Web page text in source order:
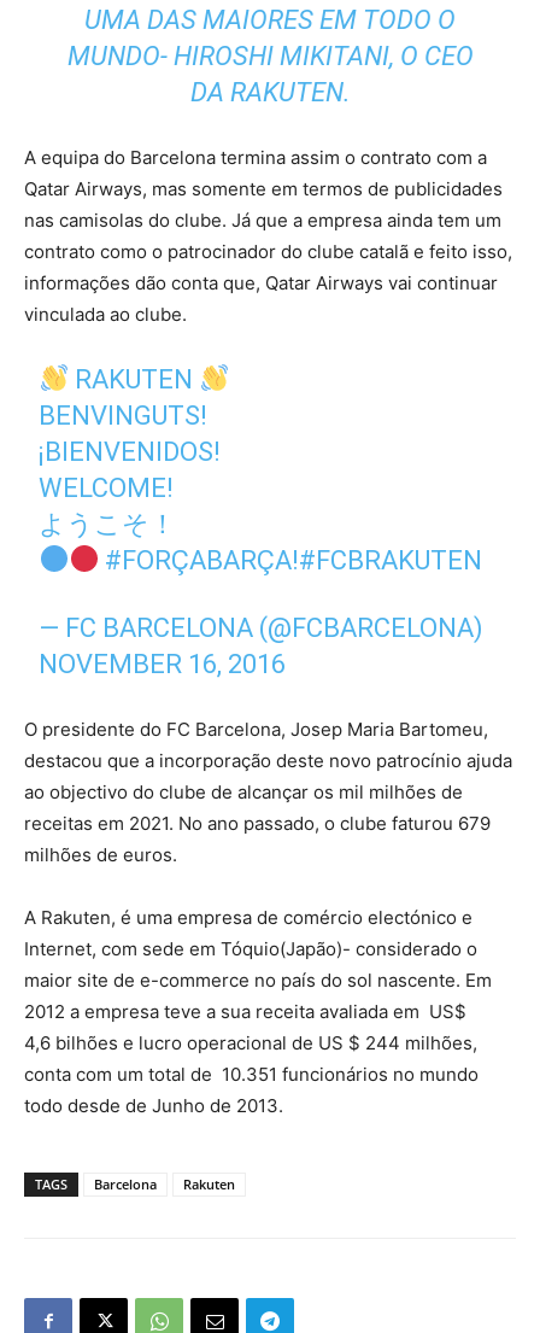
UMA DAS MAIORES EM TODO O
MUNDO- HIROSHI MIKITANI, O CEO
DA RAKUTEN.
A equipa do Barcelona termina assim o contrato com a
Qatar Airways, mas somente em termos de publicidades
nas camisolas do clube. Já que a empresa ainda tem um
contrato como o patrocinador do clube catalã e feito isso,
informações dão conta que, Qatar Airways vai continuar
vinculada ao clube.
RAKUTEN
BENVINGUTS!
¡BIENVENIDOS!
WELCOME!
ようこそ！
#FORÇABARÇA!#FCBRAKUTEN
— FC BARCELONA (@FCBARCELONA)
NOVEMBER 16, 2016
O presidente do FC Barcelona, Josep Maria Bartomeu,
destacou que a incorporação deste novo patrocínio ajuda
ao objectivo do clube de alcançar os mil milhões de
receitas em 2021. No ano passado, o clube faturou 679
milhões de euros.
A Rakuten, é uma empresa de comércio electónico e
Internet, com sede em Tóquio(Japão)- considerado o
maior site de e-commerce no país do sol nascente. Em
2012 a empresa teve a sua receita avaliada em US$
4,6 bilhões e lucro operacional de US $ 244 milhões,
conta com um total de 10.351 funcionários no mundo
todo desde de Junho de 2013.
TAGS Barcelona Rakuten